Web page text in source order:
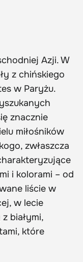
Azji. W
z chińskiego
w Paryżu.
znacznie
miłośników
zwłaszcza
i kolorami – od
liście w
w lecie
białymi,
które